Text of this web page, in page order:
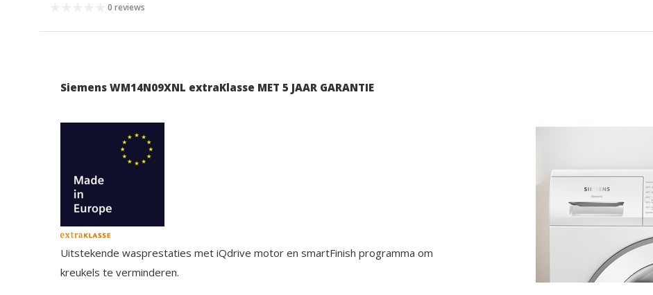
0 reviews
Siemens WM14N09XNL extraKlasse MET 5 JAAR GARANTIE
Uitstekende wasprestaties met iQdrive motor en smartFinish programma om
kreukels te verminderen.